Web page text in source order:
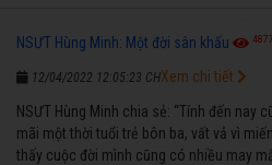
NSƯT Hùng Minh: Một đời sân khấu 4877
12/04/2022 12:05:23 CH
NSƯT Hùng Minh chia sẻ: “Tính đến nay
mãi một thời tuổi trẻ bôn ba, vất vả vì
thấy cuộc đời mình cũng có nhiều may
Xem chi tiết